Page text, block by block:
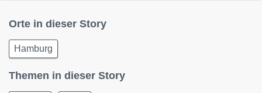
Orte in dieser Story
Hamburg
Themen in dieser Story